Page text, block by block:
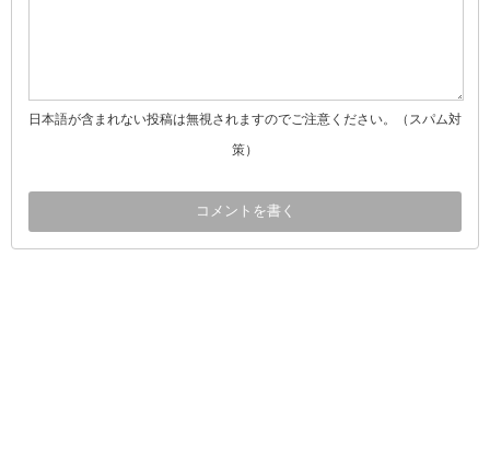
日本語が含まれない投稿は無視されますのでご注意ください。（スパム対
策）